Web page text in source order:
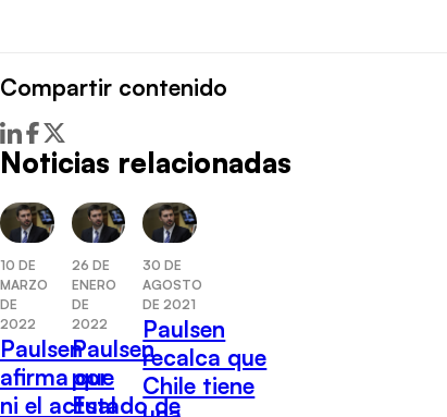
Compartir contenido
Noticias relacionadas
10 DE
MARZO
DE
2022
Paulsen
afirma que
ni el actual
26 DE
ENERO
DE
2022
Paulsen
por
Estado de
30 DE
AGOSTO
DE 2021
Paulsen
recalca que
Chile tiene